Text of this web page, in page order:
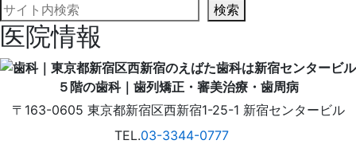
検索
医院情報
〒163-0605 東京都新宿区西新宿1-25-1 新宿センタービル
TEL.03-3344-0777